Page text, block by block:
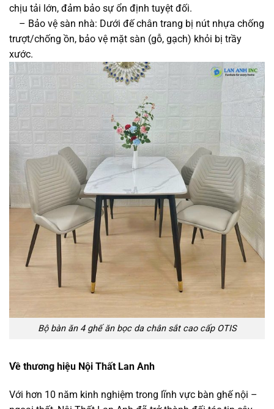
chịu tải lớn, đảm bảo sự ổn định tuyệt đối.
– Bảo vệ sàn nhà: Dưới đế chân trang bị nút nhựa chống
trượt/chống ồn, bảo vệ mặt sàn (gỗ, gạch) khỏi bị trầy
xước.
Bộ bàn ăn 4 ghế ăn bọc da chân sắt cao cấp OTIS
Về thương hiệu Nội Thất Lan Anh
Với hơn 10 năm kinh nghiệm trong lĩnh vực bàn ghế nội –